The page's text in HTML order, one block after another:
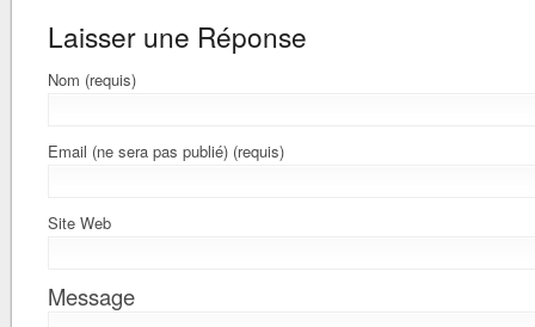
Laisser une Réponse
Nom (requis)
Email (ne sera pas publié) (requis)
Site Web
Message